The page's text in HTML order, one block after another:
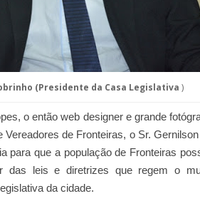
(Presidente da Casa Legislativa )
o então web designer e grande
de Fronteiras, o Sr.
para que a população de Fronteiras
das leis e diretrizes que regem o
da cidade.